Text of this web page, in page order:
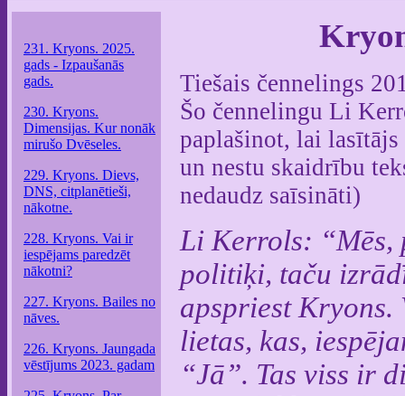
231. Kryons. 2025.
gads - Izpaušanās
gads.
230. Kryons.
Dimensijas. Kur nonāk
mirušo Dvēseles.
229. Kryons. Dievs,
DNS, citplanētieši,
nākotne.
228. Kryons. Vai ir
iespējams paredzēt
nākotni?
227. Kryons. Bailes no
nāves.
226. Kryons. Jaungada
vēstījums 2023. gadam
Tiešais čennelings
Šo čennelingu Li
paplašinot, lai
un nestu skaidrību
nedaudz saīsināti)
Li Kerrols: “Mēs,
politiķi, taču
apspriest
lietas, kas,
“Jā”. Tas viss ir